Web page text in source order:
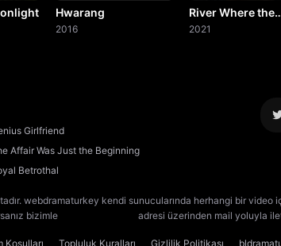
Hwarang
2016
River Where the
Moon Rises
2021
Girlfriend
Affair Was Just the Beginning
Betrothal
webdramaturkey kendi sunucularında herhangi bir video
bizimle
adresi üzerinden mail yoluyla
Koşulları Topluluk Kuralları Gizlilik Politikası